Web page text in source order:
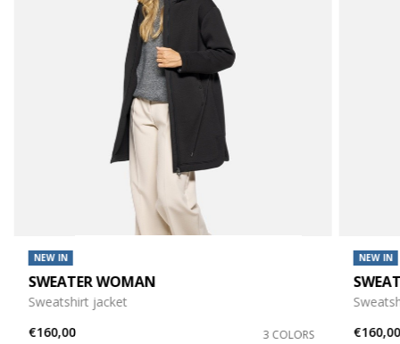
NEW IN
SWEATER WOMAN
Sweatshirt jacket
€160,00
3 COLORS
NEW IN
€160,00